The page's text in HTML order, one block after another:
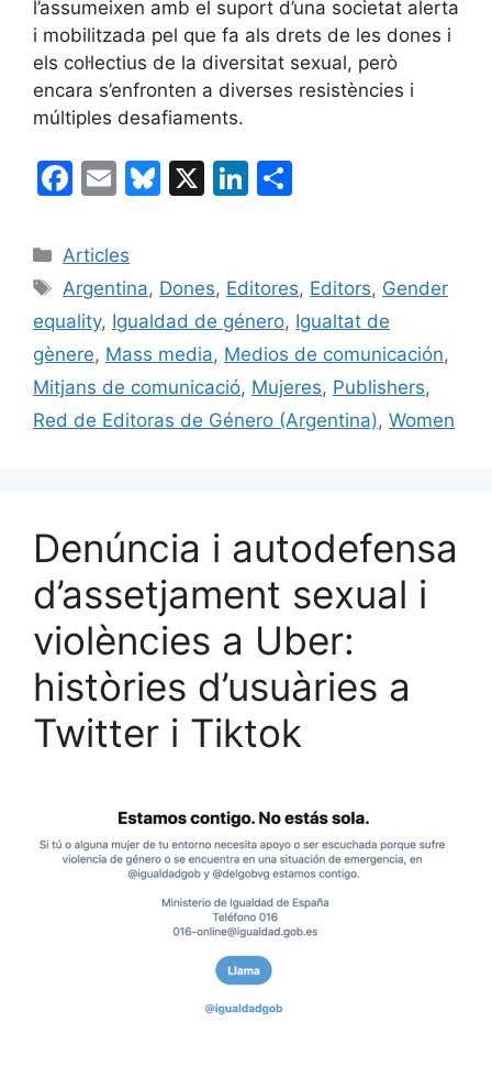
l’assumeixen amb el suport d’una societat alerta
i mobilitzada pel que fa als drets de les dones i
els col·lectius de la diversitat sexual, però
encara s’enfronten a diverses resistències i
múltiples desafiaments.
F
c
e
b
o
o
k
E
ai
l
Bl
s
k
y
X
Li
e
dI
n
p
ar
te
ix
Categories
Articles
Etiquetes
Argentina, Dones, Editores, Editors, Gender
equality, Igualdad de género, Igualtat de
gènere, Mass media, Medios de comunicación,
Mitjans de comunicació, Mujeres, Publishers,
Red de Editoras de Género (Argentina), Women
Denúncia i autodefensa
d’assetjament sexual i
violències a Uber:
històries d’usuàries a
Twitter i Tiktok